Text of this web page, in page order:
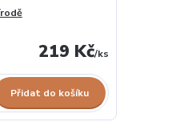
219 Kč/ks
Přidat do košíku